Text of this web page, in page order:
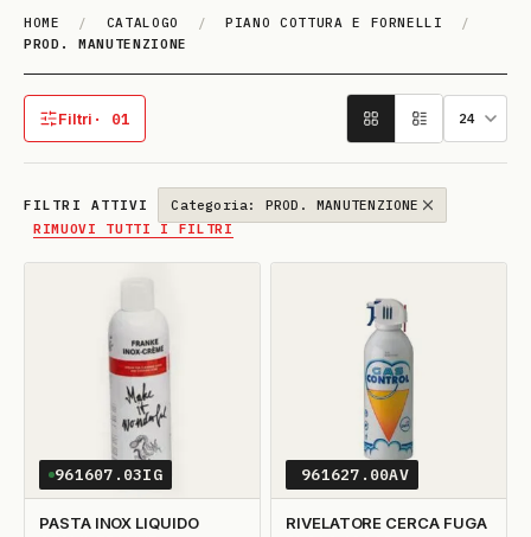
HOME / CATALOGO / PIANO COTTURA E FORNELLI
/
PROD. MANUTENZIONE
PROD. MA­NU­TENZIO­NE
Filtri · 01
1 filtro attivo
FILTRI ATTIVI
Categoria: PROD. MANUTENZIONE
RIMUOVI TUTTI I FILTRI
961607.03IG
PASTA INOX LIQUIDO
961627.00AV
RIVELATORE CERCA FUGA